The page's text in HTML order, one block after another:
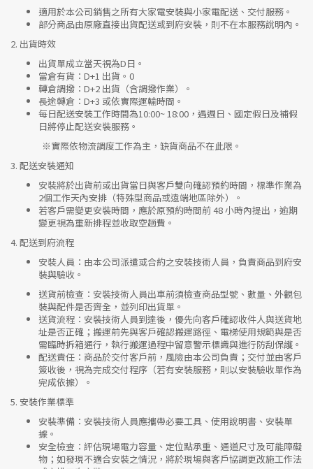
適用於本公司銷售之所有大家電安裝與小家電配送、交付服務。
部分商品由原廠直接出貨配送或到府安裝，則不在本服務說明內。
2. 出貨時效
出貨單成立當天視為D日。
當倉有貨： D+1 出貨。0
轉倉調撥： D+2 出貨（含調撥作業）。
長途轉倉： D+3 或依實際運輸時間。
每日配送安裝工作時間為10:00~ 18:00，遇週日、國定假日及補假
日將停止配送安裝服務。
※實際依物流調度工作為主，缺貨商品不在此限。
3. 配送安裝通知
安裝將於出貨前或出貨當日與客戶雙向確認預約時間，標準作業為
2個工作天內安排（特殊型商品或遠端地區除外）。
若客戶需變更安裝時間，應於原預約時間前 48 小時內提出，逾期
變更視為重新排程並收取空趟費。
4. 配送到府流程
安裝人員 ：由本公司派遣或合約之安裝技術人員，負責商品到府安
裝與驗收。
送貨前檢查 ：安裝技術人員出車前須檢查商品型號、數量、外觀包
裝與配件是否齊全，並列印出貨單。
送貨流程 ：安裝技術人員到達後，優先向客戶確認收件人與送貨地
址是否正確；搬運前先與客戶確認搬運路徑、電梯使用規範與是否
需臨時拆箱通行，執行搬運過程中留意警示標識與進行防刮保護。
配送責任 ：商品於交付客戶前，風險由本公司負責；交付並由客戶
簽收後，視為完成交付程序（若有安裝服務，則以安裝驗收單作為
完成依據）。
5. 安裝作業標準
安裝準備 ：安裝技術人員應攜帶必要工具、使用說明書、安裝單
據。
安全檢查 ：評估現場電力容量、定位點承重、通道尺寸及可能障礙
物；如發現不適合安裝之情況，將於現場與客戶協調更改施工作法